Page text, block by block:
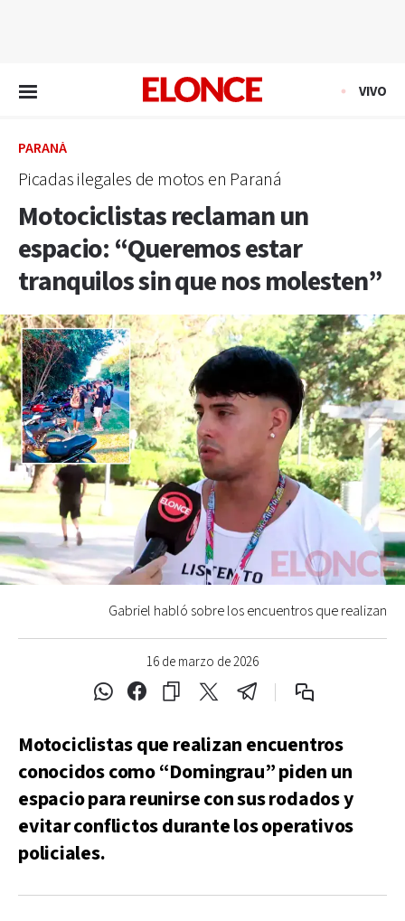
VIVO
PARANÁ
Picadas ilegales de motos en Paraná
Motociclistas reclaman un
espacio: “Queremos estar
tranquilos sin que nos molesten”
16 de marzo de 2026
Gabriel habló sobre los encuentros que realizan
Motociclistas que realizan encuentros
conocidos como “Domingrau” piden un
espacio para reunirse con sus rodados y
evitar conflictos durante los operativos
policiales.